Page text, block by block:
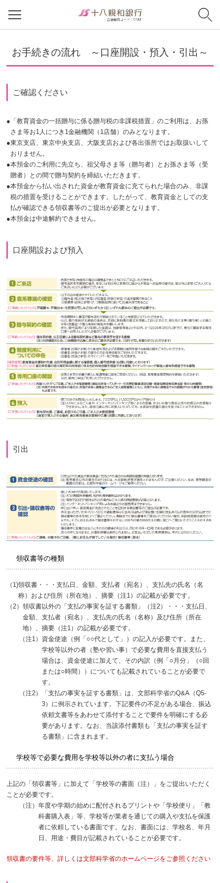
お手続きの流れ ～口座開設・預入・引出～
ご確認ください
● 「教育資金の一括贈与に係る贈与税の非課税措置」のご利用は、お孫
さま等お1人につき1金融機関（1店舗）のみとなります。
●東京支店、東京中央支店、大阪支店および各出張所ではお取扱いして
おりません。
●本預金のご利用に先立ち、祖父母さま等（贈与者）とお孫さま等（受
贈者）との間で贈与契約を締結いただきます。
●本預金から払い出された資金が教育資金に充てられた場合のみ、非課
税の措置を受けることができます。したがって、教育資金としての支
払が確認できる領収書等のご提出が必要となります。
●本預金は中途解約できません。
口座開設および預入
引出
領収書等の種類
（1)領収書・・・支払日、金額、支払者（宛名）、支払先の氏名（名
称）および住所（所在地）、摘要（注1）の記載が必要です。
（2）領収書以外の「支払の事実を証する書類」（注2）・・・支払日、
金額、支払者（宛名）、支払先の氏名（名称）及び住所（所在
地）、摘要（注1）の記載が必要です。
（注1） 資金使途（例「○○代として」）の記入が必要です。また、
学校等以外の者（塾や習い事）で必要な費用を直接支払う
場合は、資金使途に加えて、その内訳（例「○月分」（○回
または○時間））についても記載されていることが必要で
す。
（注2）
「支払の事実を証する書類」は、文部科学省のQ&A（Q5-
3）に例示されています。下記要件の不足がある場合、振込
依頼文書等をあわせて添付することで要件を明確にする必
要があります。なお、当該添付書類も「支払の事実を証す
る書類」に含まれます。
学校等で必要な費用を学校等以外の者に支払う場合
上記の「領収書等」に加えて「学校等の書面（注）」をご提出いただく
ことが必要です。
（注）年度や学期の始めに配付されるプリントや「学校便り」「教
科書購入表」等、学校等が業者を通じての購入や支払を保護
者に依頼している書面です。なお、書面には、学校名、年月
日、用途・費目が記載されていることが必要です。
領収書の要件等、詳しくは文部科学省のホームページをご参照ください